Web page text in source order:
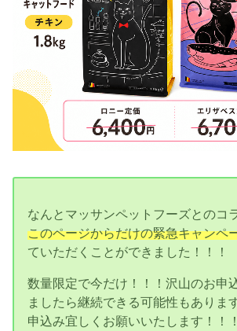
なんとマッサンペットフーズとのコ
このページからだけの緊急キャンペ
ていただくことができました！！！
数量限定で今だけ！！！沢山のお申
ましたら継続できる可能性もありま
申込み宜しくお願いいたします！！！